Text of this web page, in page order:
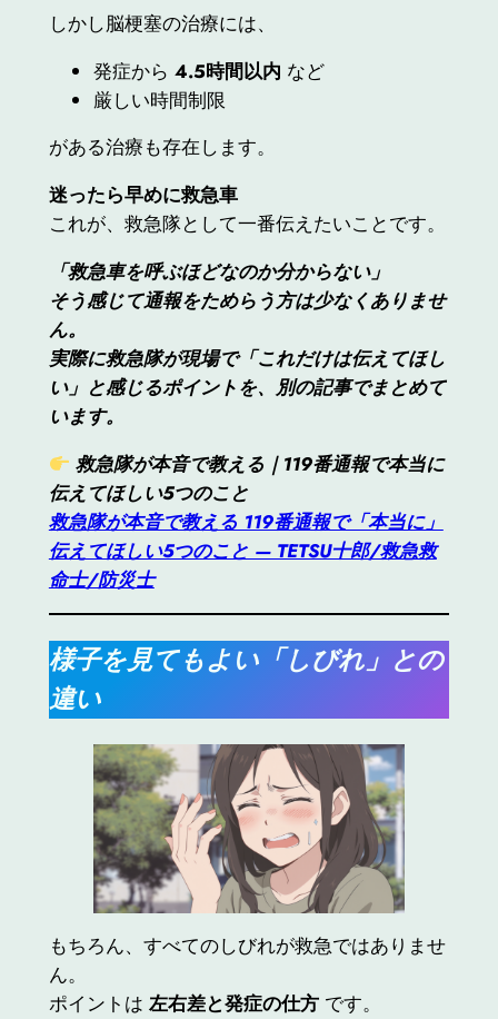
しかし脳梗塞の治療には、
発症から 4.5時間以内 など
厳しい時間制限
がある治療も存在します。
迷ったら早めに救急車
これが、救急隊として一番伝えたいことです。
「救急車を呼ぶほどなのか分からない」
そう感じて通報をためらう方は少なくありませ
ん。
実際に救急隊が現場で「これだけは伝えてほし
い」と感じるポイントを、別の記事でまとめて
います。
救急隊が本音で教える｜119番通報で本当に
伝えてほしい5つのこと
救急隊が本音で教える 119番通報で「本当に」
伝えてほしい5つのこと — TETSU十郎/救急救
命士/防災士
様子を見てもよい「しびれ」との
違い
もちろん、すべてのしびれが救急ではありませ
ん。
ポイントは 左右差と発症の仕方です。